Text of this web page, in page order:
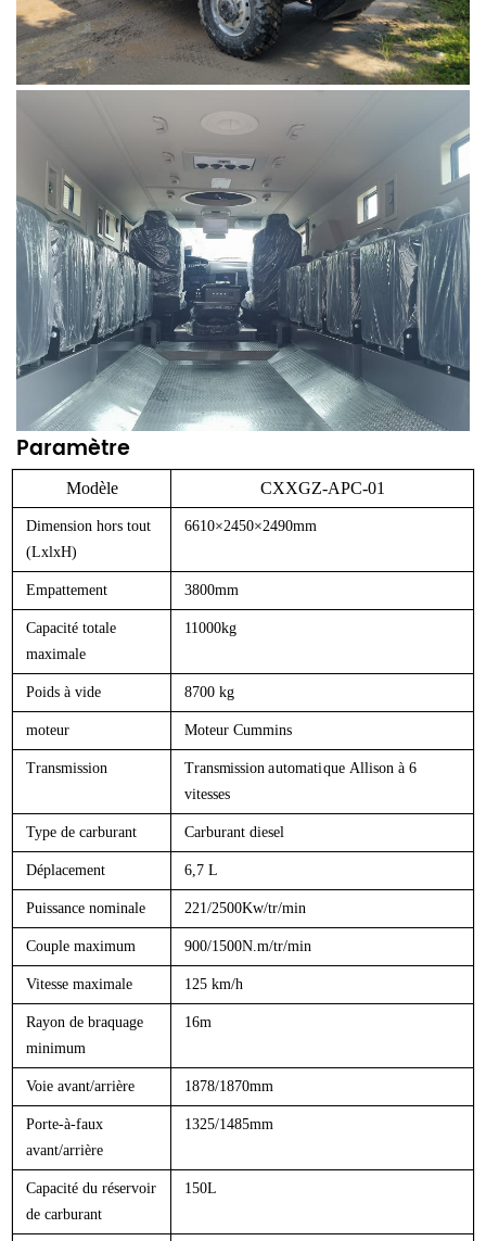
Paramètre
Modèle CXXGZ-APC-01
Dimension hors tout
(LxlxH)
6610×2450×2490mm
Empattement 3800mm
Capacité totale
maximale
11000kg
Poids à vide 8700 kg
moteur Moteur Cummins
Transmission Transmissionautomatique Allison à6
vitesses
Type de carburant Carburant diesel
Déplacement 6,7 L
Puissance nominale 221/2500Kw/tr/min
Couple maximum 900/1500N.m/tr/min
Vitesse maximale 125 km/h
Rayon de braquage
minimum
16m
Voie avant/arrière 1878/1870mm
Porte-à-faux
avant/arrière
1325/1485mm
Capacité du réservoir
de carburant
150L